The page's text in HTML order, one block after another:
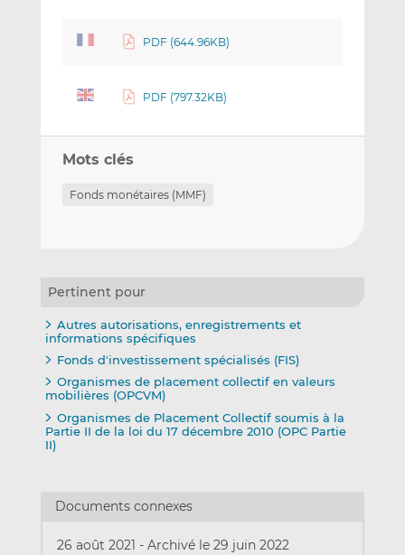
nk
PDF (644.96KB)
PDF (797.32KB)
Mots clés
Fonds monétaires (MMF)
Pertinent pour
Autres autorisations, enregistrements et
informations spécifiques
Fonds d'investissement spécialisés (FIS)
Organismes de placement collectif en valeurs
mobilières (OPCVM)
Organismes de Placement Collectif soumis à la
Partie II de la loi du 17 décembre 2010 (OPC Partie
II)
Documents connexes
26 août 2021 - Archivé le 29 juin 2022